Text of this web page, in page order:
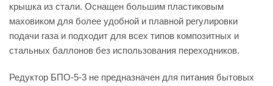
крышка из стали. Оснащен большим пластиковым
маховиком для более удобной и плавной регулировки
подачи газа и подходит для всех типов композитных и
стальных баллонов без использования переходников.
Редуктор БПО-5-3 не предназначен для питания бытовых